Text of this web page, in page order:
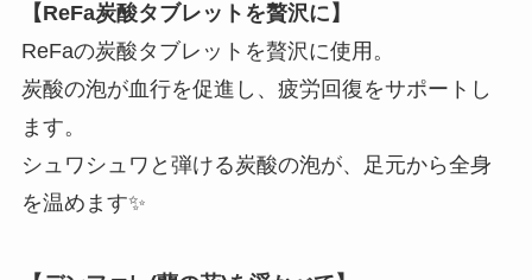
【ReFa炭酸タブレットを贅沢に】
ReFaの炭酸タブレットを贅沢に使用。
炭酸の泡が血行を促進し、疲労回復をサポートし
ます。
シュワシュワと弾ける炭酸の泡が、足元から全身
を温めます✨